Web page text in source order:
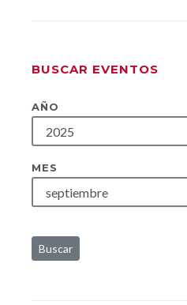
BUSCAR EVENTOS
AÑO
MES
Buscar